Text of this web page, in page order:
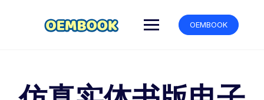
OEMBOOK